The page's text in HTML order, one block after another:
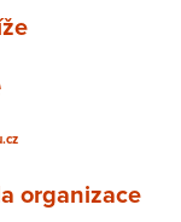
organizace